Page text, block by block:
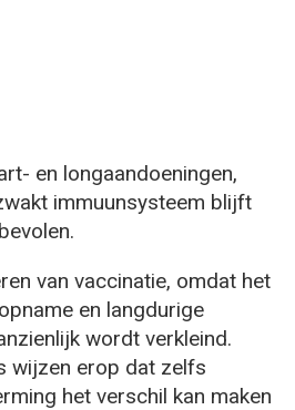
en longaandoeningen,
immuunsysteem blijft
van vaccinatie, omdat het
en langdurige
wordt verkleind.
wijzen erop dat zelfs
het verschil kan maken